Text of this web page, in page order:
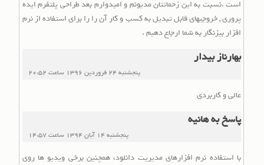
است .نسبت به این زحماتتان مدیونم و امیدوارم بعد طراحی پلتفرم ایده
پروری , خروجیهای قابل تبدیل به کسب و کار آن را را برای استفاده از نرم
افزار بیزنگار به شما ارجاع دهیم .
بهارناز بیدار
پنجشنبه 24 فروردین 1396 ساعت 20:52
عالی و کاربردی
پاسخ به هانیه
پنجشنبه 14 آبان 1394 ساعت14:57
با استفاده نرم افزارهای مدیریت دانلود، همچنین برخی ویدیو ها روی